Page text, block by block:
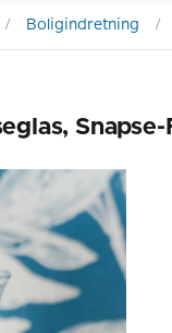
Boligindretning